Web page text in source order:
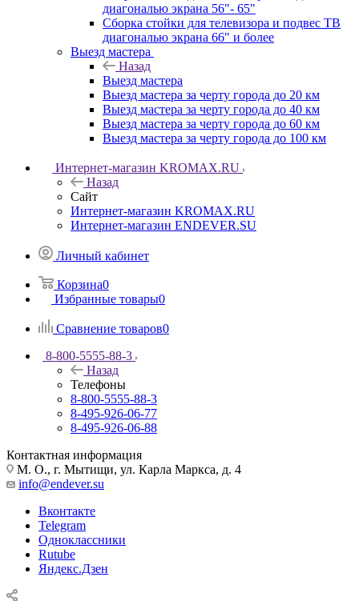
диагональю экрана 56"- 65"
Сборка стойки для телевизора и подвес ТВ
диагональю экрана 66" и более
Выезд мастера
Назад
Выезд мастера
Выезд мастера за черту города до 20 км
Выезд мастера за черту города до 40 км
Выезд мастера за черту города до 60 км
Выезд мастера за черту города до 100 км
Интернет-магазин KROMAX.RU
Назад
Сайт
Интернет-магазин KROMAX.RU
Интернет-магазин ENDEVER.SU
Личный кабинет
Корзина0
Избранные товары0
Сравнение товаров0
8-800-5555-88-3
Назад
Телефоны
8-800-5555-88-3
8-495-926-06-77
8-495-926-06-88
Контактная информация
М. О., г. Мытищи, ул. Карла Маркса, д. 4
info@endever.su
Вконтакте
Telegram
Одноклассники
Rutube
Яндекс.Дзен